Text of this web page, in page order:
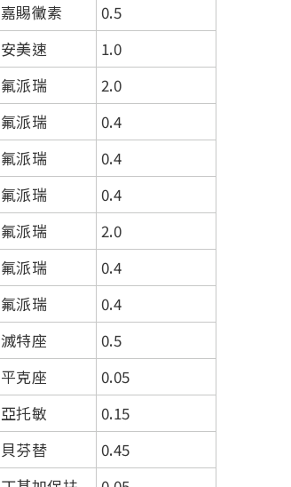
嘉賜黴素
0.5
安美速
1.0
氟派瑞
2.0
氟派瑞
0.4
氟派瑞
0.4
氟派瑞
0.4
氟派瑞
2.0
氟派瑞
0.4
氟派瑞
0.4
滅特座
0.5
平克座
0.05
亞托敏
0.15
貝芬替
0.45